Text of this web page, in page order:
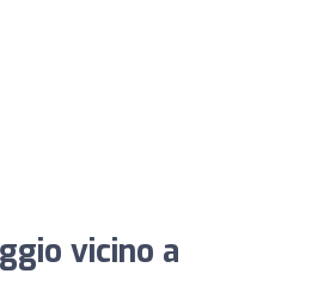
vicino a